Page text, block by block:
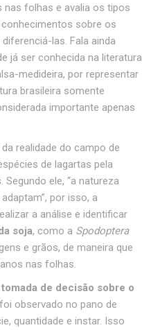
folhas e avalia os tipos
sobre os
diferenciá-las. Fala ainda
já ser conhecida na literatura
medideira, por representar
brasileira somente
importante apenas
realidade do campo de
de lagartas pela
ele, “a natureza
por isso, a
a análise e identificar
soja, como a Spodoptera
e grãos, de maneira que
nas folhas.
tomada de decisão sobre o
observado no pano de
quantidade e instar. Isso